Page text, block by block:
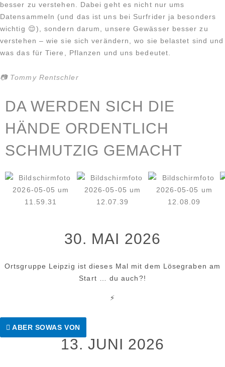
besser zu verstehen. Dabei geht es nicht nur ums
Datensammeln (und das ist uns bei Surfrider ja besonders
wichtig 😌), sondern darum, unsere Gewässer besser zu
verstehen – wie sie sich verändern, wo sie belastet sind und
was das für Tiere, Pflanzen und uns bedeutet.
📷 Tommy Rentschler
DA WERDEN SICH DIE
HÄNDE ORDENTLICH
SCHMUTZIG GEMACHT
30. MAI 2026
Ortsgruppe Leipzig ist dieses Mal mit dem Lösegraben am
Start … du auch?!
⚡️
ABER SOWAS VON
13. JUNI 2026